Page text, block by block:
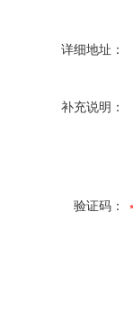
详细地址：
补充说明：
验证码：